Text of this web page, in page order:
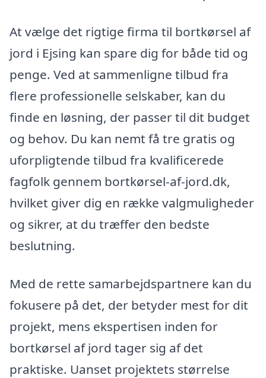
At vælge det rigtige firma til bortkørsel af
jord i Ejsing kan spare dig for både tid og
penge. Ved at sammenligne tilbud fra
flere professionelle selskaber, kan du
finde en løsning, der passer til dit budget
og behov. Du kan nemt få tre gratis og
uforpligtende tilbud fra kvalificerede
fagfolk gennem bortkørsel-af-jord.dk,
hvilket giver dig en række valgmuligheder
og sikrer, at du træffer den bedste
beslutning.
Med de rette samarbejdspartnere kan du
fokusere på det, der betyder mest for dit
projekt, mens ekspertisen inden for
bortkørsel af jord tager sig af det
praktiske. Uanset projektets størrelse